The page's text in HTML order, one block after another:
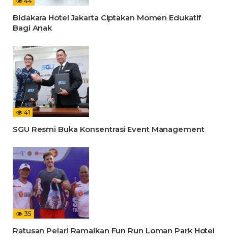
Bidakara Hotel Jakarta Ciptakan Momen Edukatif
Bagi Anak
41
SGU Resmi Buka Konsentrasi Event Management
35
Ratusan Pelari Ramaikan Fun Run Loman Park Hotel